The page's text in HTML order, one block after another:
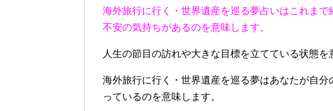
海外旅行に行く・世界遺産を巡る夢占いはこれま
不安の気持ちがあるのを意味します。
人生の節目の訪れや大きな目標を立てている状態を
海外旅行に行く・世界遺産を巡る夢はあなたが自
っているのを意味します。